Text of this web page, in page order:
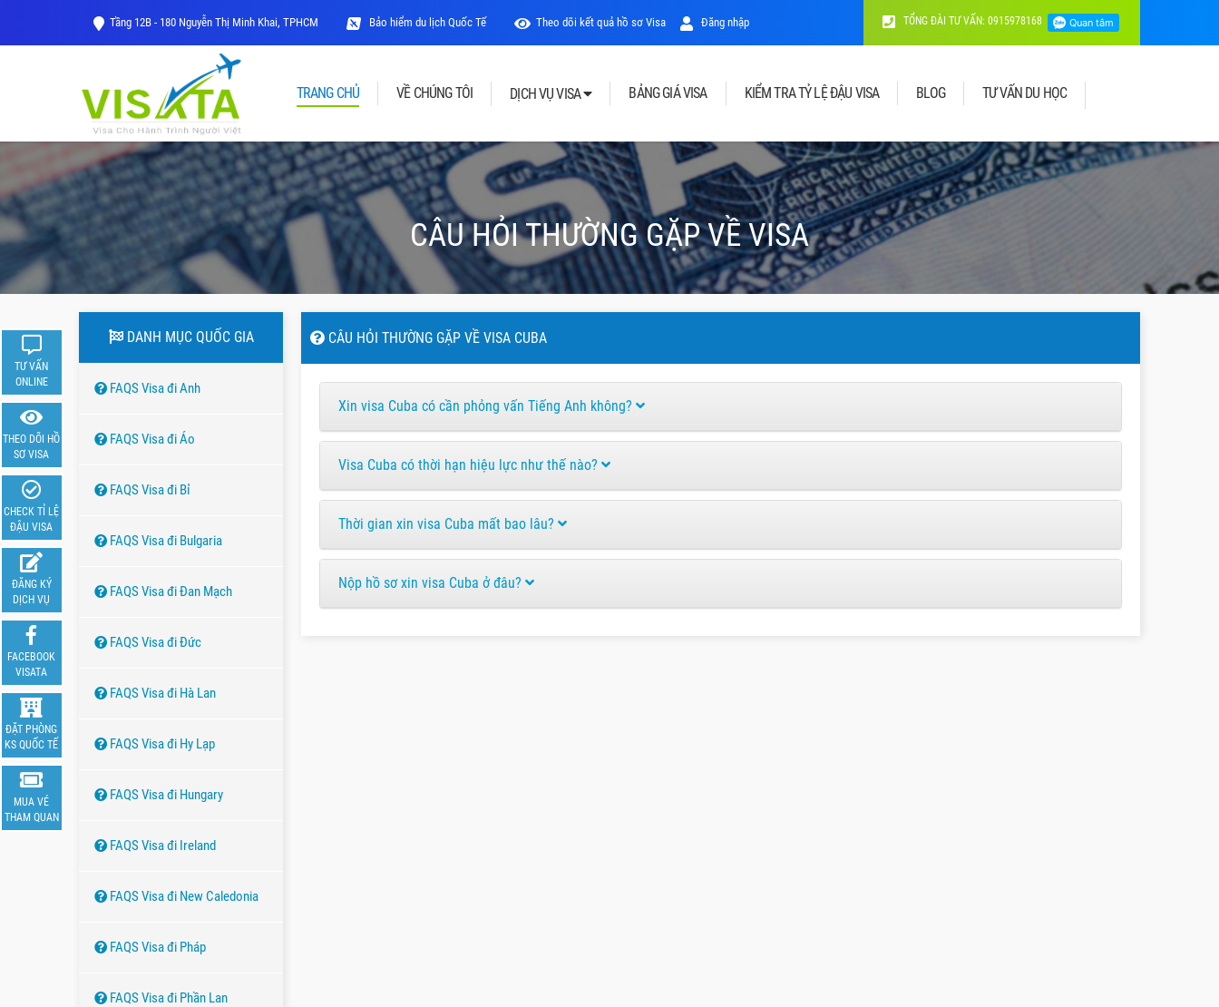
Tầng 12B - 180 Nguyễn Thị Minh Khai, TPHCM Bảo hiểm du lịch Quốc Tế Theo dõi kết quả hồ sơ Visa Đăng nhập TỔNG ĐÀI TƯ VẤN: 0915978168
TRANG CHỦ VỀ CHÚNG TÔI DỊCH VỤ VISA BẢNG GIÁ VISA KIỂM TRA TỶ LỆ ĐẬU VISA BLOG TƯ VẤN DU HỌC
CÂU HỎI THƯỜNG GẶP VỀ VISA
DANH MỤC QUỐC GIA
FAQS Visa đi Anh
FAQS Visa đi Áo
FAQS Visa đi Bỉ
FAQS Visa đi Bulgaria
FAQS Visa đi Đan Mạch
FAQS Visa đi Đức
FAQS Visa đi Hà Lan
FAQS Visa đi Hy Lạp
FAQS Visa đi Hungary
FAQS Visa đi Ireland
FAQS Visa đi New Caledonia
FAQS Visa đi Pháp
FAQS Visa đi Phần Lan
CÂU HỎI THƯỜNG GẶP VỀ VISA CUBA
Xin visa Cuba có cần phỏng vấn Tiếng Anh không?
Visa Cuba có thời hạn hiệu lực như thế nào?
Thời gian xin visa Cuba mất bao lâu?
Nộp hồ sơ xin visa Cuba ở đâu?
TƯ VẤN
ONLINE
THEO DÕI HỒ
SƠ VISA
CHECK TỈ LỆ
ĐẬU VISA
ĐĂNG KÝ
DỊCH VỤ
FACEBOOK
VISATA
ĐẶT PHÒNG
KS QUỐC TẾ
MUA VÉ
THAM QUAN